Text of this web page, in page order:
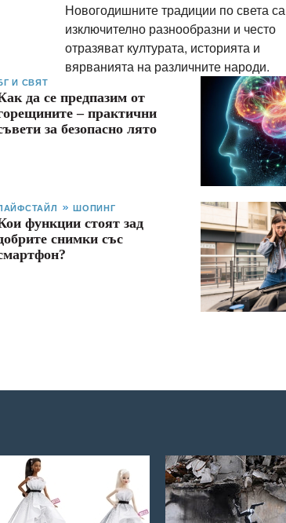
Новогодишните традиции по света са
изключително разнообразни и често
отразяват културата, историята и
вярванията на различните народи.
И СВЯТ
да се предпазим от
– практични
за безопасно лято
ШОПИНГ
функции стоят зад
снимки със